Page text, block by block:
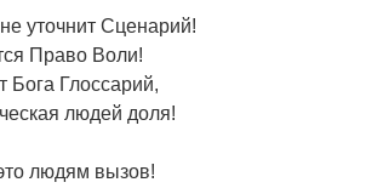
уточнит Сценарий!
Право Воли!
Бога Глоссарий,
людей доля!
людям вызов!